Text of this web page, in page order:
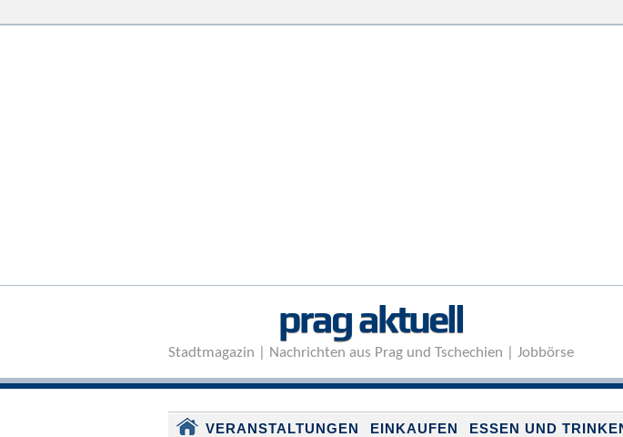
prag aktuell
Stadtmagazin | Nachrichten aus Prag und Tschechien | Jobbörse
VERANSTALTUNGEN EINKAUFEN ESSEN UND